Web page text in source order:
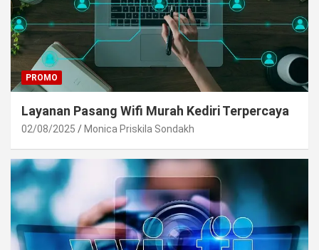
PROMO
Layanan Pasang Wifi Murah Kediri Terpercaya
02/08/2025 Monica Priskila Sondakh